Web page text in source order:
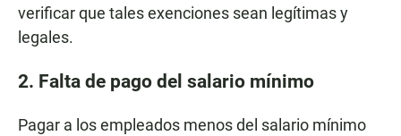
verificar que tales exenciones sean legítimas y
legales.
2. Falta de pago del salario mínimo
Pagar a los empleados menos del salario mínimo